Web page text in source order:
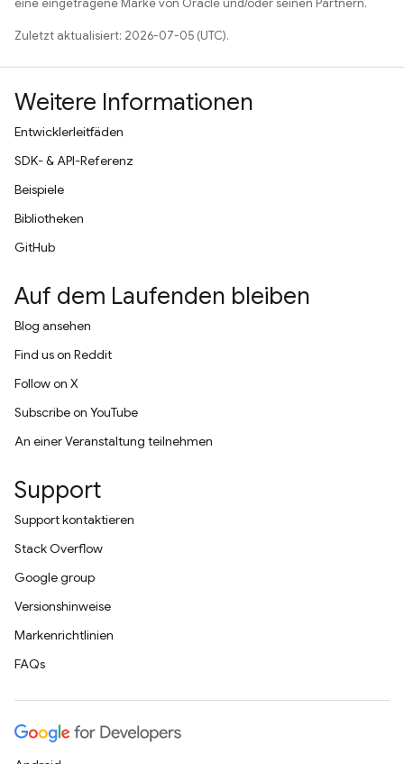
eine eingetragene Marke von Oracle und/oder seinen Partnern.
Zuletzt aktualisiert: 2026-07-05 (UTC).
Weitere Informationen
Entwicklerleitfäden
SDK- & API-Referenz
Beispiele
Bibliotheken
GitHub
Auf dem Laufenden bleiben
Blog ansehen
Find us on Reddit
Follow on X
Subscribe on YouTube
An einer Veranstaltung teilnehmen
Support
Support kontaktieren
Stack Overflow
Google group
Versionshinweise
Markenrichtlinien
FAQs